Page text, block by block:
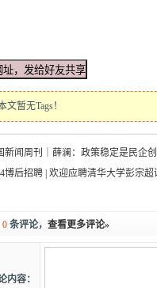
文暂无Tags！
新闻周刊｜薛澜：政策稳定是民企
博后招聘 | 欢迎应聘清华大学彭宗
0 条评论， 查看更多评论»
内容：